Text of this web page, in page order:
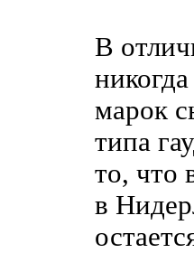
В
марок
типа
то, что
в